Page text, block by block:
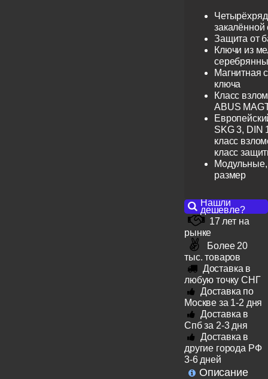
закалённой
Защита от
Ключи из
Магнитная
ключа
Класс
ABUS
SKG 3, DIN
класс
класс
размер
Нашли
дешевле?
17 лет на
рынке
Более 20
тыс. товаров
Доставка в
любую точку СНГ
Доставка по
Москве за 1-2 дня
Доставка в
Спб за 2-3 дня
Доставка в
другие города РФ
3-6 дней
Описание